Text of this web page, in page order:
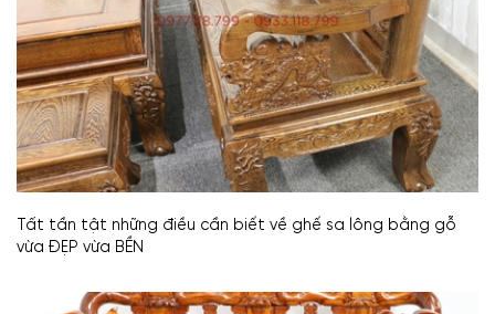
Tất tần tật những điều cần biết về ghế sa lông bằng gỗ
vừa ĐẸP vừa BỀN